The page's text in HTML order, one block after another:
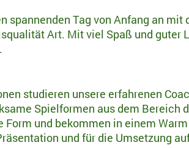
spannenden Tag von Anfang an mit
Art. Mit viel Spaß und
studieren unsere erfahrenen
Spielformen aus dem Bereich
und bekommen in einem
und für die Umsetzung